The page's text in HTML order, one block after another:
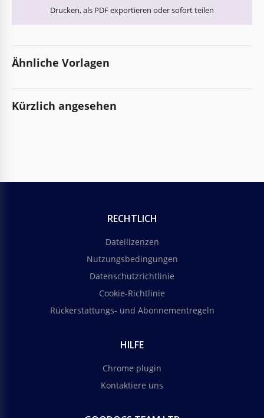
Drucken, als PDF exportieren oder sofort teilen
Ähnliche Vorlagen
Kürzlich angesehen
RECHTLICH
Dateilizenzen
Nutzungsbedingungen
Datenschutzrichtlinie
Cookie-Richtlinie
Rückerstattungs- und Abonnementregeln
HILFE
Chrome plugin
Kontaktiere uns